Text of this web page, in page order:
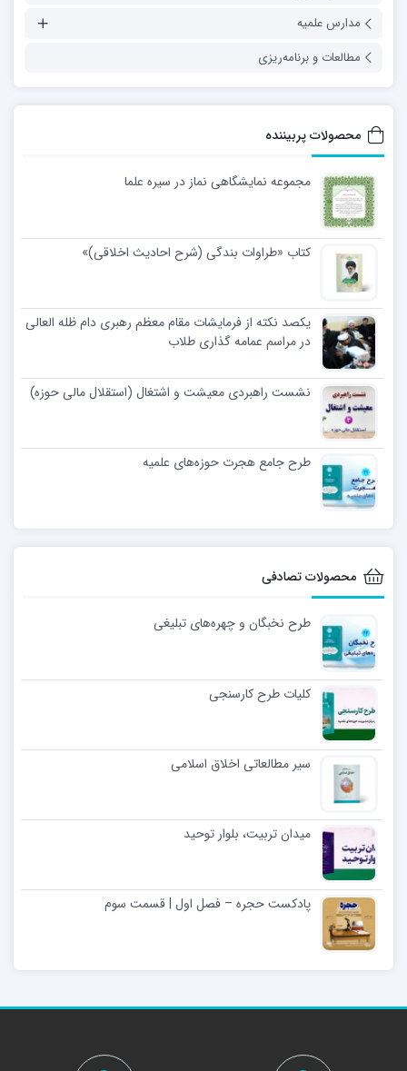
مدارس علمیه
مطالعات و برنامه‌ریزی
محصولات پربیننده
مجموعه نمایشگاهی نماز در سیره علما
کتاب «طراوات بندگی (شرح احادیث اخلاقی)»
یکصد نکته از فرمایشات مقام معظم رهبری دام ظله العالی
در مراسم عمامه گذاری طلاب
نشست راهبردی معیشت و اشتغال (استقلال مالی حوزه)
طرح جامع هجرت حوزه‌های علمیه
محصولات تصادفی
طرح نخبگان و چهره‌های تبلیغی
کلیات طرح کارسنجی
سیر مطالعاتی اخلاق اسلامی
میدان تربیت، بلوار توحید
پادکست حجره – فصل اول | قسمت سوم